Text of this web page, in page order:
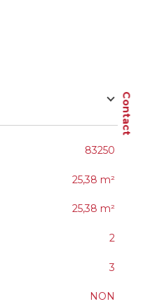
Contact
83250
25,38 m²
25,38 m²
2
3
NON